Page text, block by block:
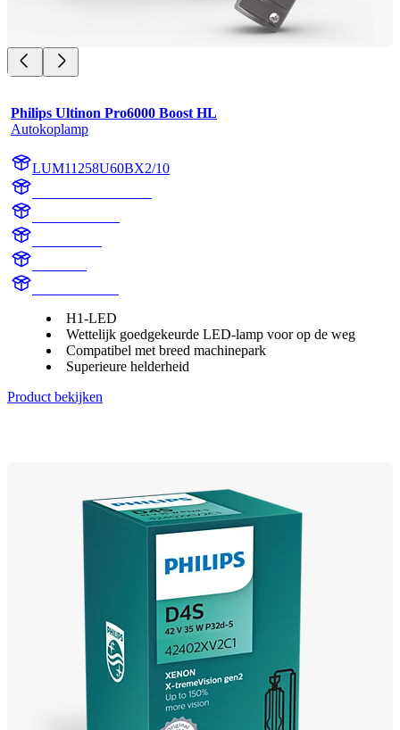
Philips Ultinon Pro6000 Boost HL
Autokoplamp
LUM11258U60BX2/10
H1-LED
Wettelijk goedgekeurde LED-lamp voor op de weg
Compatibel met breed machinepark
Superieure helderheid
Product bekijken